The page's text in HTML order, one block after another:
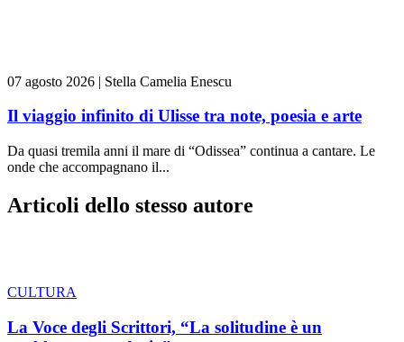
07 agosto 2026 | Stella Camelia Enescu
Il viaggio infinito di Ulisse tra note, poesia e arte
Da quasi tremila anni il mare di “Odissea” continua a cantare. Le
onde che accompagnano il...
Articoli dello stesso autore
CULTURA
La Voce degli Scrittori, “La solitudine è un